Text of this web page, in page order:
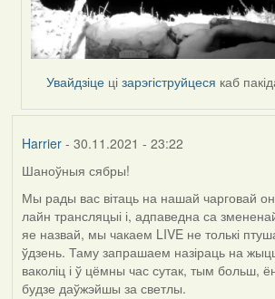
Увайдзіце цізарэгіструйцеся каб
Harrier- 30.11.2021 - 23:22
Шаноўныя сябры!
Мы рады вас вітаць на нашай чарговай
лайн трансляцыі і, адпаведна са
яе назвай, мы чакаем LIVE не толькі
ўдзень. Таму запрашаем назіраць на
ваколіц і ў цёмны час сутак, тым больш,
будзе даўжэйшы за светлы.